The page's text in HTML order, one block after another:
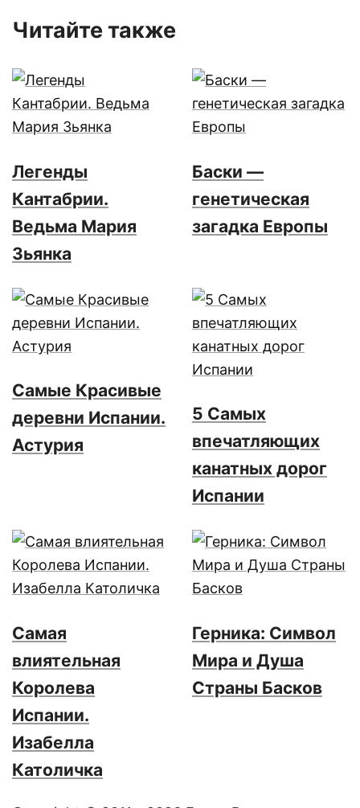
Читайте также
Легенды
Кантабрии.
Ведьма Мария
Зьянка
Баски —
генетическая
загадка Европы
Самые Красивые
деревни Испании.
Астурия
5 Самых
впечатляющих
канатных дорог
Испании
Самая
влиятельная
Королева
Испании.
Изабелла
Католичка
Герника: Символ
Мира и Душа
Страны Басков